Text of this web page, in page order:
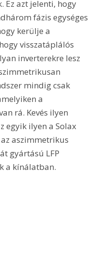
Ez azt jelenti, hogy
fázis egységes
kerülje a
visszatáplálós
inverterekre lesz
mindig csak
a
rá. Kevés ilyen
egyik ilyen a Solax
aszimmetrikus
gyártású LFP
a kínálatban.